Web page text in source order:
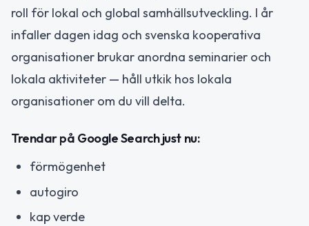
roll för lokal och global samhällsutveckling. I år
infaller dagen idag och svenska kooperativa
organisationer brukar anordna seminarier och
lokala aktiviteter — håll utkik hos lokala
organisationer om du vill delta.
Trendar på Google Search just nu:
förmögenhet
autogiro
kap verde